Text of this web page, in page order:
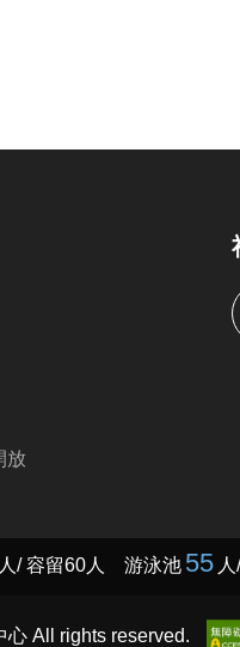
放
All rights reserved.